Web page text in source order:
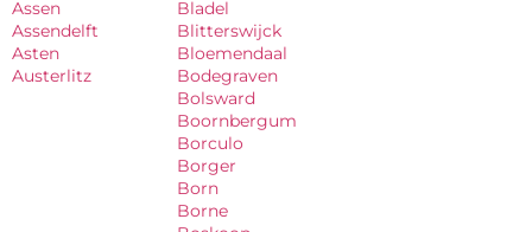
Assen
Assendelft
Asten
Austerlitz
Bladel
Blitterswijck
Bloemendaal
Bodegraven
Bolsward
Boornbergum
Borculo
Borger
Born
Borne